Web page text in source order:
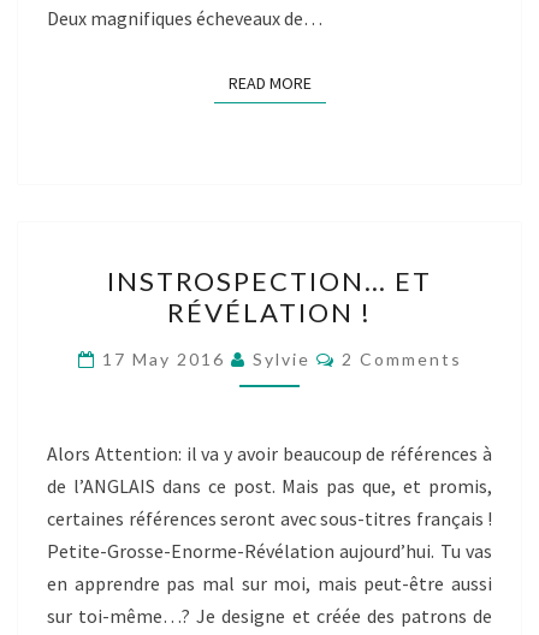
Deux magnifiques écheveaux de…
READ MOREREAD MORE
ET
RÉVÉLATION
!
INSTROSPECTION… ET
RÉVÉLATION !
17 May 2016 Sylvie Comments
2 Comments
Alors Attention: il va y avoir beaucoup de références à
de l’ANGLAIS dans ce post. Mais pas que, et promis,
certaines références seront avec sous-titres français !
Petite-Grosse-Enorme-Révélation aujourd’hui. Tu vas
en apprendre pas mal sur moi, mais peut-être aussi
sur toi-même…? Je designe et créée des patrons de